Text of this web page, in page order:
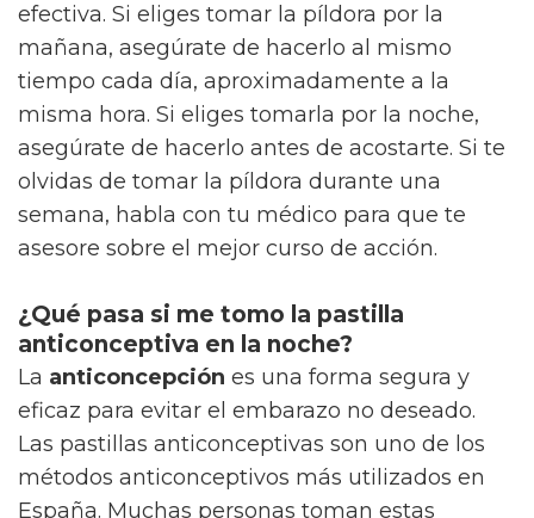
efectiva. Si eliges tomar la píldora por la
mañana, asegúrate de hacerlo al mismo
tiempo cada día, aproximadamente a la
misma hora. Si eliges tomarla por la noche,
asegúrate de hacerlo antes de acostarte. Si te
olvidas de tomar la píldora durante una
semana, habla con tu médico para que te
asesore sobre el mejor curso de acción.
¿Qué pasa si me tomo la pastilla
anticonceptiva en la noche?
La anticoncepción es una forma segura y
eficaz para evitar el embarazo no deseado.
Las pastillas anticonceptivas son uno de los
métodos anticonceptivos más utilizados en
España. Muchas personas toman estas